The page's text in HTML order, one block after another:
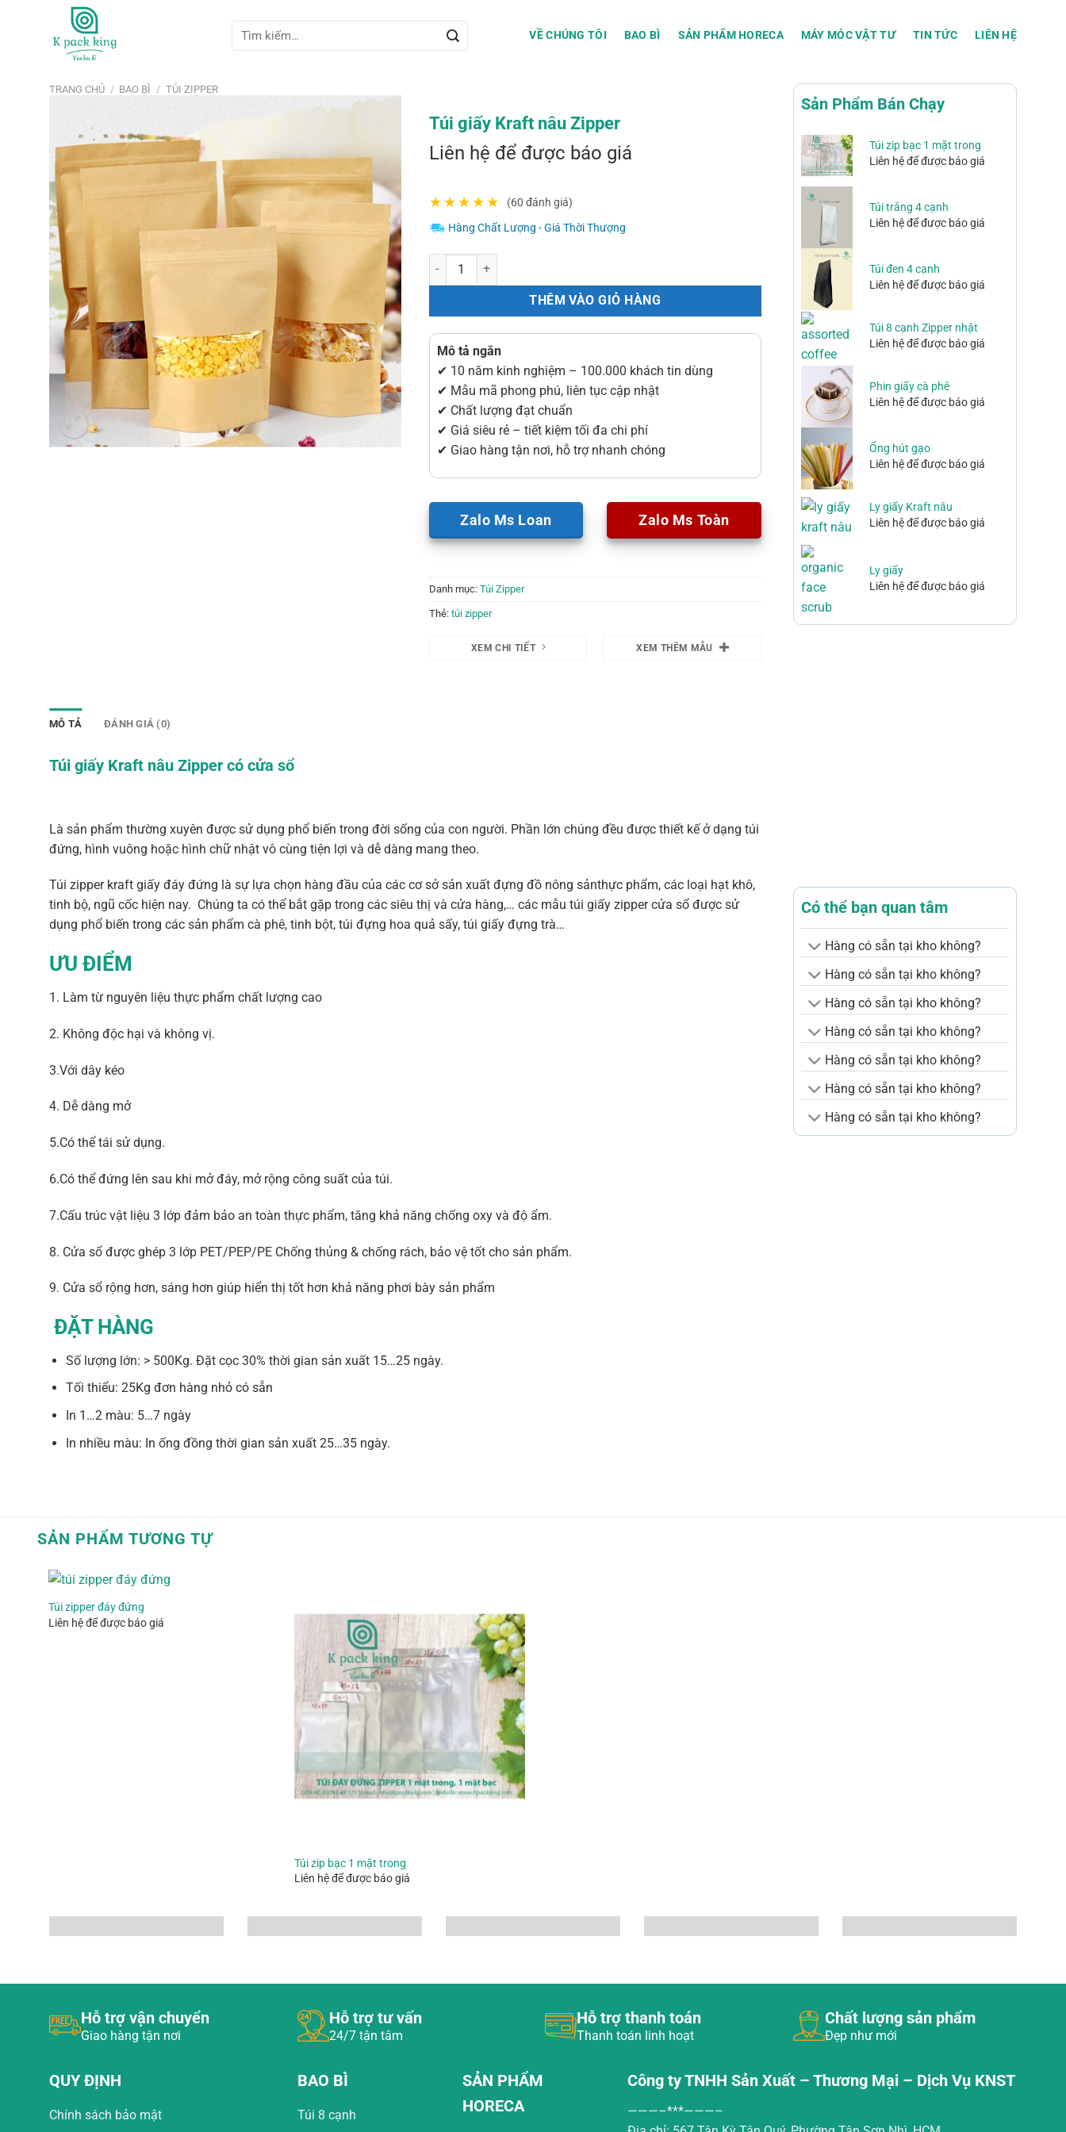
kiếm:
VỀ CHÚNG TÔI BAO BÌ SẢN PHẨM HORECA MÁY MÓC VẬT TƯ TIN TỨC LIÊN HỆ
TRANG CHỦ / BAO BÌ / TÚI ZIPPER
Túi giấy Kraft nâu Zipper
Liên hệ để được báo giá
★★★★★ (60 đánh giá)
Hàng Chất Lượng - Giá Thời Thượng
Túi giấy Kraft nâu Zipper số lượng
THÊM VÀO GIỎ HÀNG
Mô tả ngắn
✔ 10 năm kinh nghiệm – 100.000 khách tin dùng
✔ Mẫu mã phong phú, liên tục cập nhật
✔ Chất lượng đạt chuẩn
✔ Giá siêu rẻ – tiết kiệm tối đa chi phí
✔ Giao hàng tận nơi, hỗ trợ nhanh chóng
Zalo Ms Loan Zalo Ms Toàn
Danh mục: Túi Zipper
Thẻ: túi zipper
XEM CHI TIẾT XEM THÊM MẪU
MÔ TẢ ĐÁNH GIÁ (0)
Túi giấy Kraft nâu Zipper có cửa sổ
Là sản phẩm thường xuyên được sử dụng phổ biến trong đời sống của con người. Phần lớn chúng đều được thiết kế ở dạng túi
đứng, hình vuông hoặc hình chữ nhật vô cùng tiện lợi và dễ dàng mang theo.
Túi zipper kraft giấy đáy đứng là sự lựa chọn hàng đầu của các cơ sở sản xuất đựng đồ nông sảnthực phẩm, các loại hạt khô,
tinh bộ, ngũ cốc hiện nay. Chúng ta có thể bắt gặp trong các siêu thị và cửa hàng,… các mẫu túi giấy zipper cửa sổ được sử
dụng phổ biến trong các sản phẩm cà phê, tinh bột, túi đựng hoa quả sấy, túi giấy đựng trà…
ƯU ĐIỂM
1. Làm từ nguyên liệu thực phẩm chất lượng cao
2. Không độc hại và không vị.
3.Với dây kéo
4. Dễ dàng mở
5.Có thể tái sử dụng.
6.Có thể đứng lên sau khi mở đáy, mở rộng công suất của túi.
7.Cấu trúc vật liệu 3 lớp đảm bảo an toàn thực phẩm, tăng khả năng chống oxy và độ ẩm.
8. Cửa sổ được ghép 3 lớp PET/PEP/PE Chống thủng & chống rách, bảo vệ tốt cho sản phẩm.
9. Cửa sổ rộng hơn, sáng hơn giúp hiển thị tốt hơn khả năng phơi bày sản phẩm
ĐẶT HÀNG
Số lượng lớn: > 500Kg. Đặt cọc 30% thời gian sản xuất 15…25 ngày.
Tối thiểu: 25Kg đơn hàng nhỏ có sẵn
In 1…2 màu: 5…7 ngày
In nhiều màu: In ống đồng thời gian sản xuất 25…35 ngày.
Sản Phẩm Bán Chạy
Túi zip bạc 1 mặt trong
Liên hệ để được báo giá
Túi trắng 4 cạnh
Liên hệ để được báo giá
Túi đen 4 cạnh
Liên hệ để được báo giá
Túi 8 cạnh Zipper nhật
Liên hệ để được báo giá
Phin giấy cà phê
Liên hệ để được báo giá
Ống hút gạo
Liên hệ để được báo giá
Ly giấy Kraft nâu
Liên hệ để được báo giá
Ly giấy
Liên hệ để được báo giá
Có thể bạn quan tâm
Hàng có sẵn tại kho không?
Hàng có sẵn tại kho không?
Hàng có sẵn tại kho không?
Hàng có sẵn tại kho không?
Hàng có sẵn tại kho không?
Hàng có sẵn tại kho không?
Hàng có sẵn tại kho không?
SẢN PHẨM TƯƠNG TỰ
Túi zipper đáy đứng
Liên hệ để được báo giá
Túi zip bạc 1 mặt trong
Liên hệ để được báo giá
Hỗ trợ vận chuyển
Giao hàng tận nơi
Hỗ trợ tư vấn
24/7 tận tâm
Hỗ trợ thanh toán
Thanh toán linh hoạt
Chất lượng sản phẩm
Đẹp như mới
QUY ĐỊNH
Chính sách bảo mật
BAO BÌ
Túi 8 cạnh
SẢN PHẨM
HORECA
Công ty TNHH Sản Xuất – Thương Mại – Dịch Vụ KNST
———–***———–